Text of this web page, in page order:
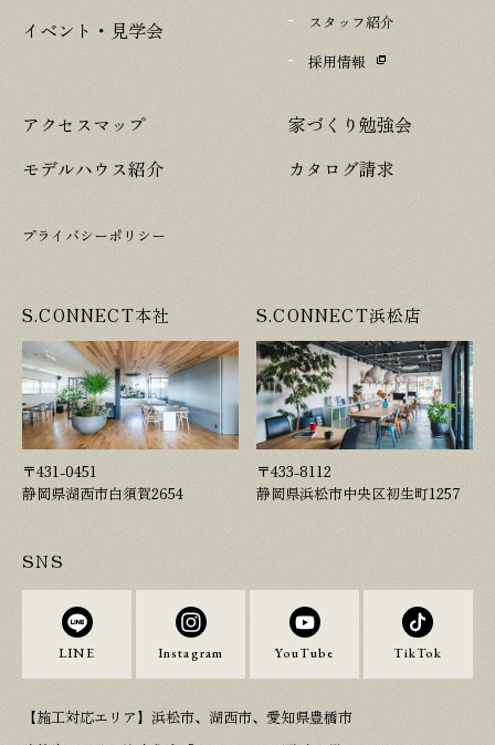
イベント・見学会
スタッフ紹介
採用情報
アクセスマップ
モデルハウス紹介
家づくり勉強会
カタログ請求
プライバシーポリシー
S.CONNECT本社
〒431-0451
静岡県湖西市白須賀2654
S.CONNECT浜松店
〒433-8112
静岡県浜松市中央区初生町1257
SNS
LINE Instagram YouTube TikTok
【施工対応エリア】浜松市、湖西市、愛知県豊橋市